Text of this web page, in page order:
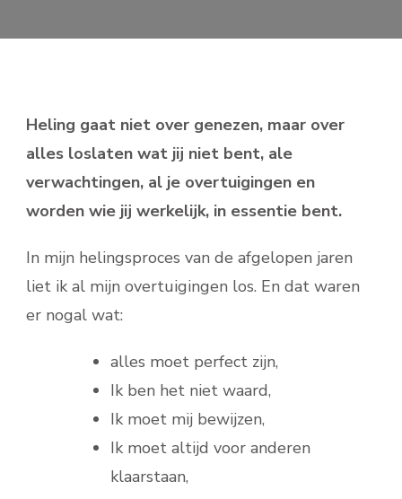
Heling gaat niet over genezen, maar over
alles loslaten wat jij niet bent, ale
verwachtingen, al je overtuigingen en
worden wie jij werkelijk, in essentie bent.
In mijn helingsproces van de afgelopen jaren
liet ik al mijn overtuigingen los. En dat waren
er nogal wat:
alles moet perfect zijn,
Ik ben het niet waard,
Ik moet mij bewijzen,
Ik moet altijd voor anderen
klaarstaan,